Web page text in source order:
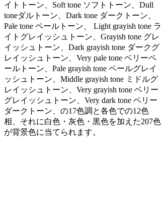
イトトーン、Soft tone ソフトトーン、Dull
toneダルトーン、Dark tone ダークトーン、
Pale tone ペールトーン、 Light grayish tone ラ
イトグレイッシュトーン、Grayish tone グレ
イッシュトーン、Dark grayish tone ダークグ
レイッシュトーン、Very pale tone ベリーペ
ールトーン、Pale grayish tone ペールグレイ
ッシュトーン、Middle grayish tone ミドルグ
レイッシュトーン、Very grayish tone ベリー
グレイッシュトーン、Very dark tone ベリー
ダークトーン、の17色調と各色での12色
相、それに白色・灰色・黒色を加えた207色
が背景色に当てられます。